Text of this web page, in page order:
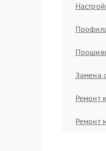
Замена
Ремонт
Ремонт